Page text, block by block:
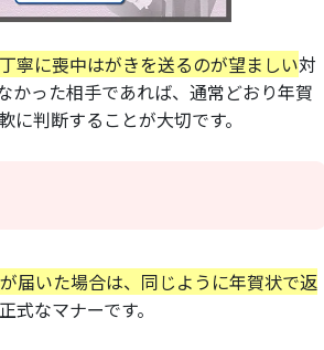
寧に喪中はがきを送るのが望ましい対
かった相手であれば、通常どおり年賀
判断することが大切です。
届いた場合は、同じように年賀状で返
式なマナーです。